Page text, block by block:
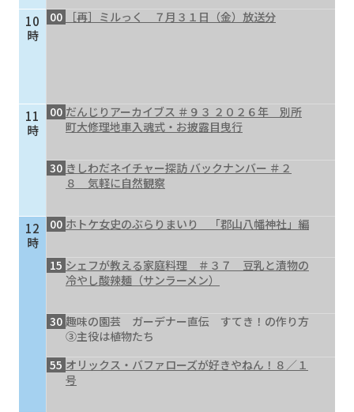
10
時
11
時
12
時
00 ［再］ミルっく ７月３１日（金）放送分
00 だんじりアーカイブス ＃９３ ２０２６年 別所
町大修理地車入魂式・お披露目曳行
30 きしわだネイチャー探訪 バックナンバー ＃２
８ 気軽に自然観察
00 ホトケ女史のぶらりまいり 「郡山八幡神社」編
15 シェフが教える家庭料理 ＃３７ 豆乳と漬物の
冷やし酸辣麺（サンラーメン）
30 趣味の園芸 ガーデナー直伝 すてき！の作り方
③主役は植物たち
55 オリックス・バファローズが好きやねん！８／１
号